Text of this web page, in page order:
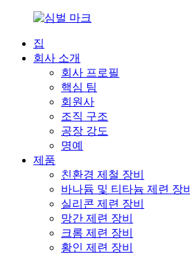
집
회사 소개
회사 프로필
핵심 팀
회원사
조직 구조
공장 강도
명예
제품
친환경 제철 장비
바나듐 및 티타늄 제련 장비
실리콘 제련 장비
망간 제련 장비
크롬 제련 장비
황인 제련 장비